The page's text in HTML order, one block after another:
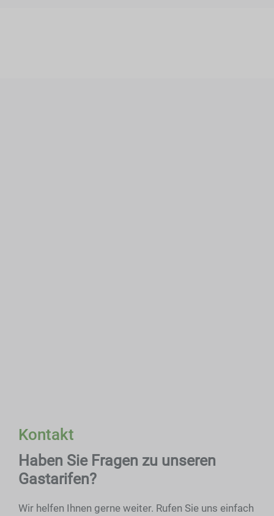
Kontakt
Haben Sie Fragen zu unseren
Gastarifen?
Wir helfen Ihnen gerne weiter. Rufen Sie uns einfach